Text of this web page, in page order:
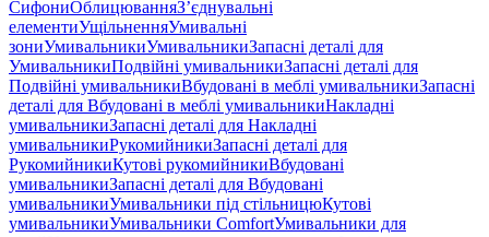
СифониОблицюванняЗ’єднувальні
елементиУщільненняУмивальні
зониУмивальникиУмивальникиЗапасні деталі для
УмивальникиПодвійні умивальникиЗапасні деталі для
Подвійні умивальникиВбудовані в меблі умивальникиЗапасні
деталі для Вбудовані в меблі умивальникиНакладні
умивальникиЗапасні деталі для Накладні
умивальникиРукомийникиЗапасні деталі для
РукомийникиКутові рукомийникиВбудовані
умивальникиЗапасні деталі для Вбудовані
умивальникиУмивальники під стільницюКутові
умивальникиУмивальники ComfortУмивальники для